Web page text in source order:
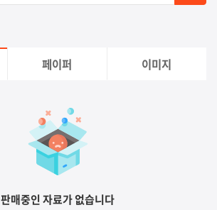
페이퍼 이미지
판매중인 자료가 없습니다